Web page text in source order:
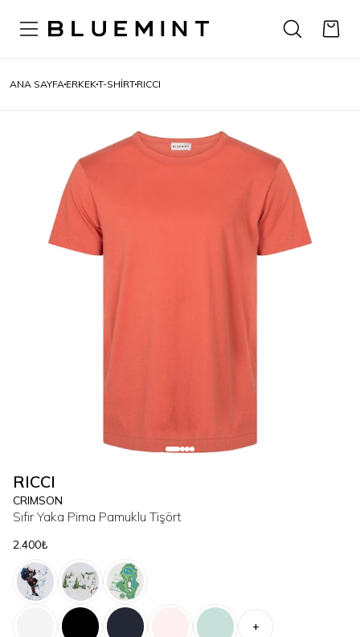
ANA SAYFA ERKEKT-SHIRT RICCI
RICCI
CRIMSON
Sıfır Yaka Pima Pamuklu Tişört
2.400₺
+